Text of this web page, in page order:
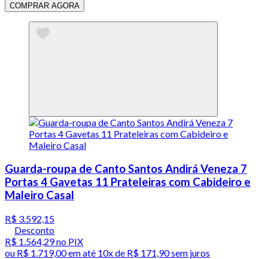
COMPRAR AGORA
Guarda-roupa de Canto Santos Andirá Veneza 7
Portas 4 Gavetas 11 Prateleiras com Cabideiro e
Maleiro Casal
R$ 3.592,15
Desconto
R$ 1.564,29no PIX
ou R$ 1.719,00em até 10x de R$ 171,90 sem juros